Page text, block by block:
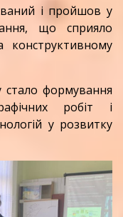
і пройшов у
що сприяло
формування
робіт і
у розвитку